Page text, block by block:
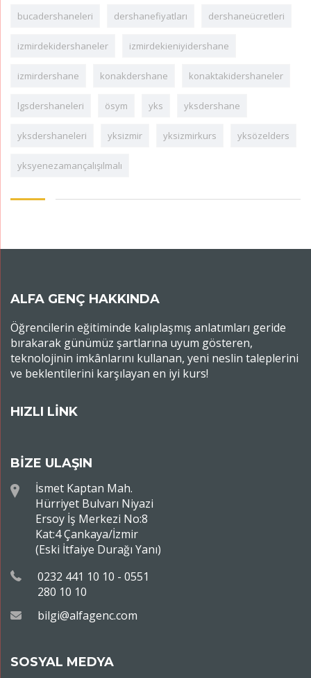
bucadershaneleri dershanefiyatları dershaneücretleri
izmirdekidershaneler izmirdekieniyidershane
izmirdershane konakdershane konaktakidershaneler
lgsdershaneleri ösym yks yksdershane
yksdershaneleri yksizmir yksizmirkurs yksözelders
yksyenezamançalışılmalı
ALFA GENÇ HAKKINDA
Öğrencilerin eğitiminde kalıplaşmış anlatımları geride
bırakarak günümüz şartlarına uyum gösteren,
teknolojinin imkânlarını kullanan, yeni neslin taleplerini
ve beklentilerini karşılayan en iyi kurs!
HIZLI LİNK
BİZE ULAŞIN
İsmet Kaptan Mah.
Hürriyet Bulvarı Niyazi
Ersoy İş Merkezi No:8
Kat:4 Çankaya/İzmir
(Eski İtfaiye Durağı Yanı)
0232 441 10 10 - 0551
280 10 10
bilgi@alfagenc.com
SOSYAL MEDYA